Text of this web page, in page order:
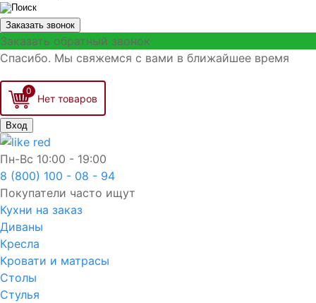
Заказать звонок
Заказать обратный звонок
Спасибо. Мы свяжемся с вами в ближайшее время
0
Вход
Пн-Вс 10:00 - 19:00
8 (800) 100 - 08 - 94
Покупатели часто ищут
Кухни на заказ
Диваны
Кресла
Кровати и матрасы
Столы
Стулья